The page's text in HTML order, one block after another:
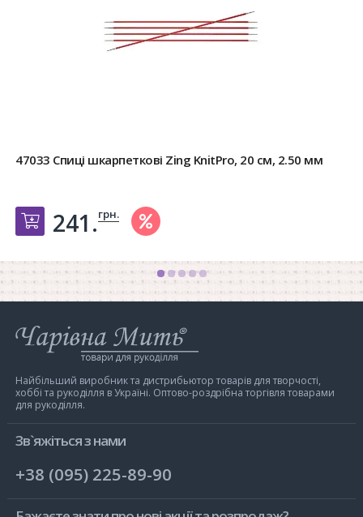
36501 Нитковдівач. JYOTI
Добавить в корзину
6. грн.
Інтернет-
магазин
Мить
Найбільший виробник та дистрибьютор товарів для творчості,
хоббі та рукоділля в Україні. Оптово-роздрібна торгівля товарами
для рукоділля.
Зв`яжіться з нами
+38 (095) 225-89-90